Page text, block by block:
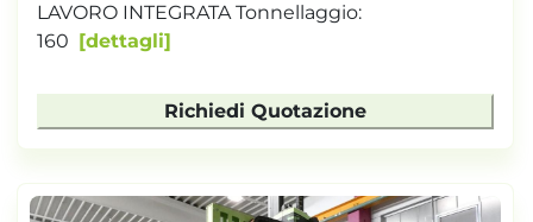
LAVORO INTEGRATA Tonnellaggio:
160
dettagli
Richiedi Quotazione